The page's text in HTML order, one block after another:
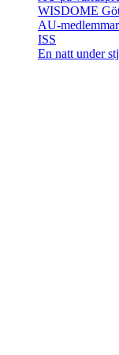
WISDOME
AU-
ISS
En natt under